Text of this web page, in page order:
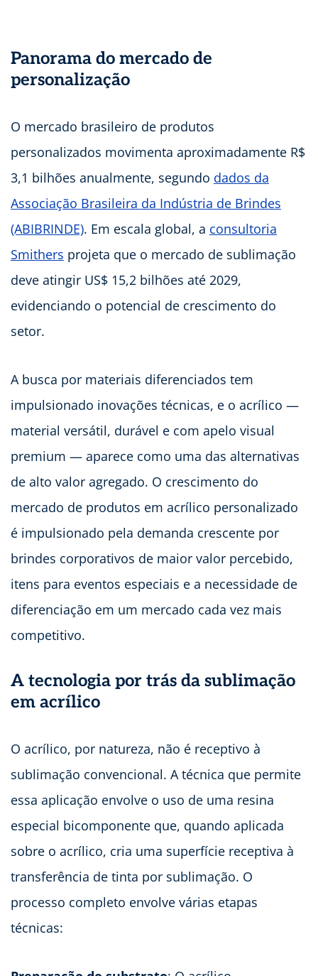
Panorama do mercado de
personalização
O mercado brasileiro de produtos
personalizados movimenta aproximadamente R$
3,1 bilhões anualmente, segundo dados da
Associação Brasileira da Indústria de Brindes
(ABIBRINDE). Em escala global, a consultoria
Smithers projeta que o mercado de sublimação
deve atingir US$ 15,2 bilhões até 2029,
evidenciando o potencial de crescimento do
setor.
A busca por materiais diferenciados tem
impulsionado inovações técnicas, e o acrílico —
material versátil, durável e com apelo visual
premium — aparece como uma das alternativas
de alto valor agregado. O crescimento do
mercado de produtos em acrílico personalizado
é impulsionado pela demanda crescente por
brindes corporativos de maior valor percebido,
itens para eventos especiais e a necessidade de
diferenciação em um mercado cada vez mais
competitivo.
A tecnologia por trás da sublimação
em acrílico
O acrílico, por natureza, não é receptivo à
sublimação convencional. A técnica que permite
essa aplicação envolve o uso de uma resina
especial bicomponente que, quando aplicada
sobre o acrílico, cria uma superfície receptiva à
transferência de tinta por sublimação. O
processo completo envolve várias etapas
técnicas: